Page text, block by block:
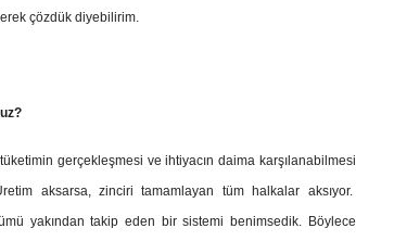
çözdük diyebilirim.
tüketimin gerçekleşmesi ve ihtiyacın daima karşılanabilmesi
aksarsa, zinciri tamamlayan tüm halkalar aksıyor.
yakından takip eden bir sistemi benimsedik. Böylece